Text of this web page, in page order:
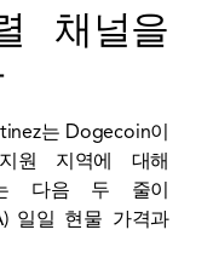
채널을
는 Dogecoin이
원 지역에 대해
다음 두 줄이
일일 현물 가격과